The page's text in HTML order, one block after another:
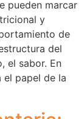
pueden marcar
y
de
del
el sabor. En
el papel de la